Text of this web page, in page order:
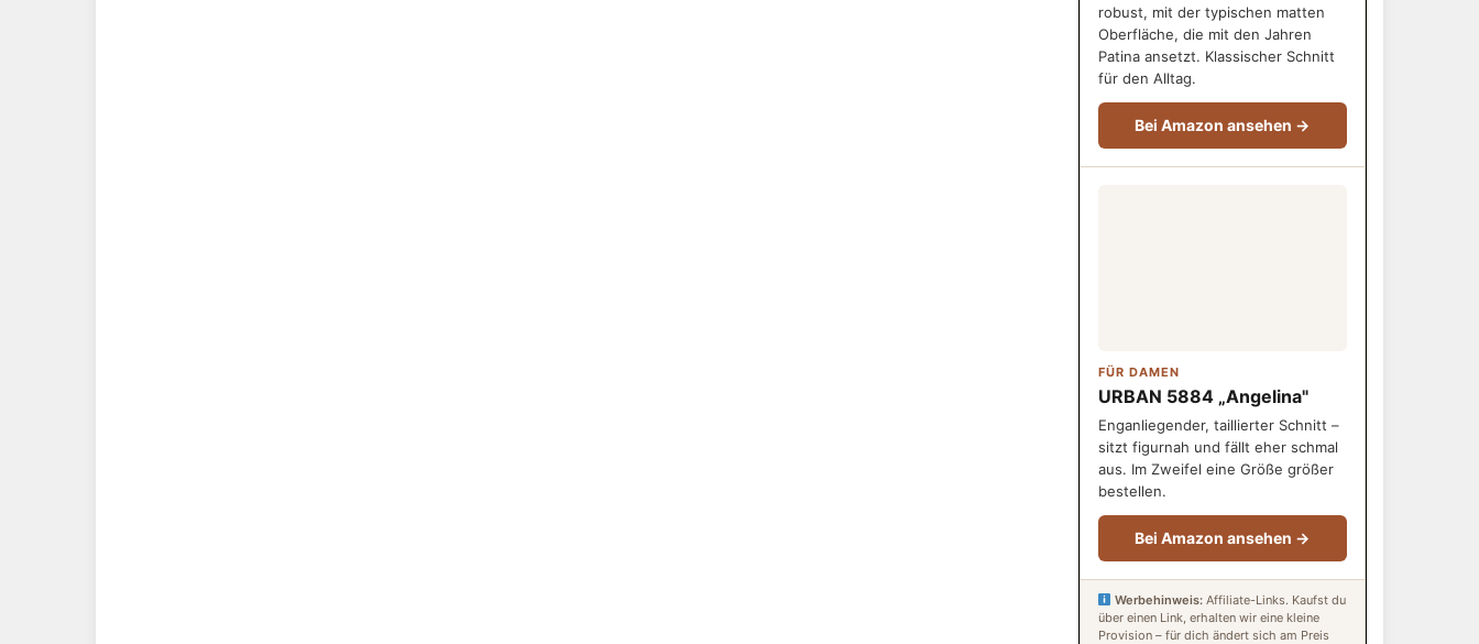
robust, mit der typischen matten
Oberfläche, die mit den Jahren
Patina ansetzt. Klassischer Schnitt
für den Alltag.
Bei Amazon ansehen →
FÜR DAMEN
URBAN 5884 „Angelina"
Enganliegender, taillierter Schnitt –
sitzt figurnah und fällt eher schmal
aus. Im Zweifel eine Größe größer
bestellen.
Bei Amazon ansehen →
Werbehinweis: Affiliate-Links. Kaufst du
über einen Link, erhalten wir eine kleine
Provision – für dich ändert sich am Preis